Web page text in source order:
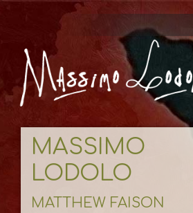
MASSIMO
LODOLO
MATTHEW FAISON